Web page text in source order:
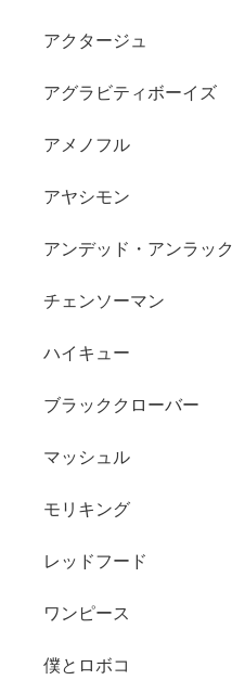
アクタージュ
アグラビティボーイズ
アメノフル
アヤシモン
アンデッド・アンラック
チェンソーマン
ハイキュー
ブラッククローバー
マッシュル
モリキング
レッドフード
ワンピース
僕とロボコ